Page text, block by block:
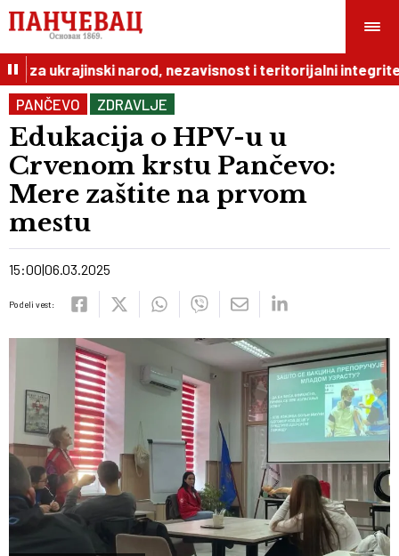
za ukrajinski narod, nezavisnost i teritorijalni integritet
PANČEVO
ZDRAVLJE
Edukacija o HPV-u u
Crvenom krstu Pančevo:
Mere zaštite na prvom
mestu
15:00 06.03.2025
Podeli vest: